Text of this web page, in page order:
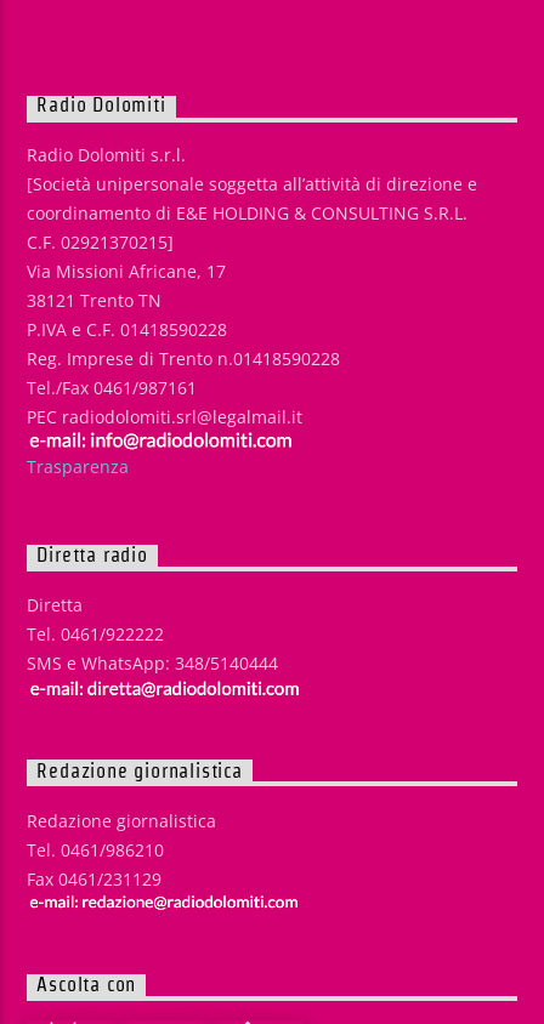
Radio Dolomiti
Radio Dolomiti s.r.l.
[Società unipersonale soggetta all’attività di direzione e
coordinamento di E&E HOLDING & CONSULTING S.R.L.
C.F. 02921370215]
Via Missioni Africane, 17
38121 Trento TN
P.IVA e C.F. 01418590228
Reg. Imprese di Trento n.01418590228
Tel./Fax 0461/987161
PEC radiodolomiti.srl@legalmail.it
Trasparenza
Diretta radio
Diretta
Tel. 0461/922222
SMS e WhatsApp: 348/5140444
Redazione giornalistica
Redazione giornalistica
Tel. 0461/986210
Fax 0461/231129
Ascolta con